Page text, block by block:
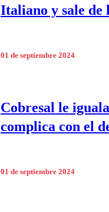
Italiano y sale de
01 de septiembre 2024
Cobresal le
complica con el
01 de septiembre 2024